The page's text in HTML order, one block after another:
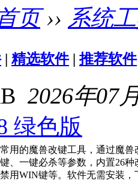
页›› 系统
| 精选软件| 推荐软件
2026年07
绿色版
用的魔兽改键工具，通过魔
、一键必杀等参数，内置26
用WIN键等。软件无需安装